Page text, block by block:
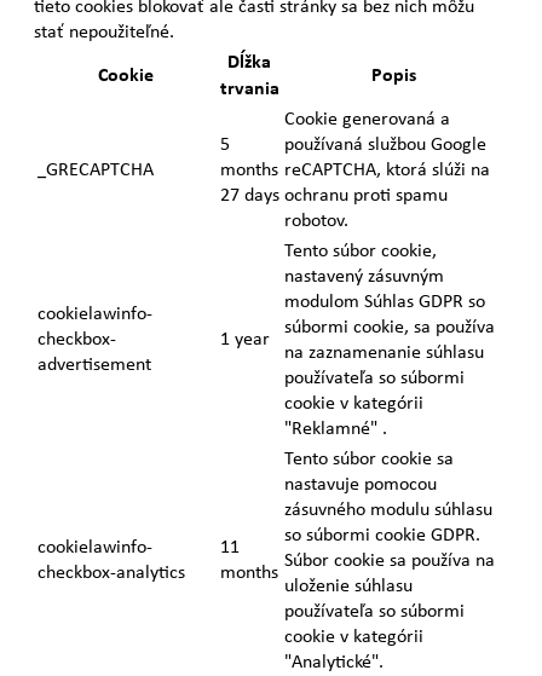
tieto cookies blokovať ale časti stránky sa bez nich môžu
stať nepoužiteľné.
Cookie
Dĺžka
trvania
Popis
_GRECAPTCHA
5
months
27 days
Cookie generovaná a
používaná službou Google
reCAPTCHA, ktorá slúži na
ochranu proti spamu
robotov.
cookielawinfo-
checkbox-
advertisement
1 year
Tento súbor cookie,
nastavený zásuvným
modulom Súhlas GDPR so
súbormi cookie, sa používa
na zaznamenanie súhlasu
používateľa so súbormi
cookie v kategórii
"Reklamné" .
cookielawinfo-
checkbox-analytics
11
months
Tento súbor cookie sa
nastavuje pomocou
zásuvného modulu súhlasu
so súbormi cookie GDPR.
Súbor cookie sa používa na
uloženie súhlasu
používateľa so súbormi
cookie v kategórii
"Analytické".